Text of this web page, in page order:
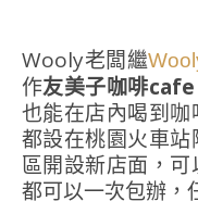
Wooly老闆繼
作友美子咖啡
也能在店內喝到
都設在桃園火車
區開設新店面，可
都可以一次包辦，